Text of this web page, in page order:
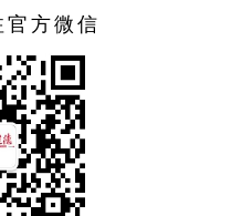
定位，找准赛道、各展所
生动局面。要引导国资国企
大作用。要强化部门协同意
务工作。要持续优化营商环
导其尽早释放产能、贡献效
细算，把有限的资源和资金
作取得实实在在的成效。要
作风；市领导要靠前指挥，
官方微信